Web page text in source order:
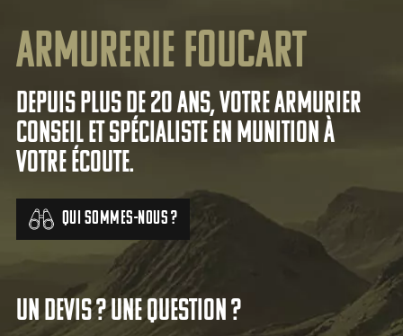
Armurerie Foucart
Depuis plus de 20 ans, votre armurier
conseil et spécialiste en munition à
votre écoute.
Qui sommes-nous ?
Un devis ? Une question ?